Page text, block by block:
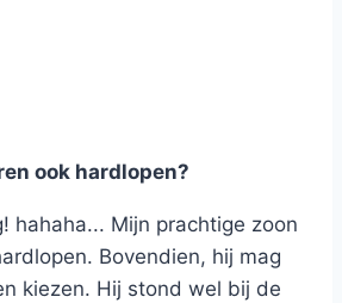
ook hardlopen?
hahaha... Mijn prachtige zoon
Bovendien, hij mag
kiezen. Hij stond wel bij de